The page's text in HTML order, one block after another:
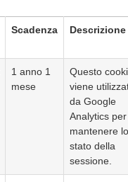
Scadenza Descrizione
1 anno 1
mese
Questo
viene
da Google
Analytics per
mantenere lo
stato della
sessione.